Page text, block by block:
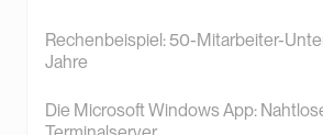
Rechenbeispiel: 50-Mitarbeiter-
Jahre
Die Microsoft Windows App: